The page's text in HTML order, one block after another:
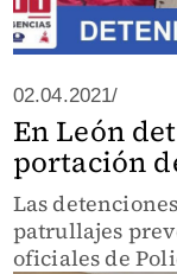
02.04.2021/
En León
portación
Las
patrullajes
oficiales de